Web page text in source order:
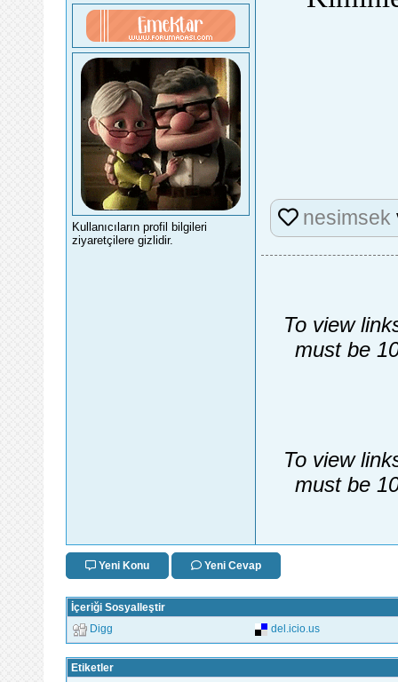
Kullanıcıların profil bilgileri
ziyaretçilere gizlidir.
nesimsek
To view
must be
To view
must be
Yeni Konu Yeni Cevap
İçeriği Sosyalleştir
Digg del.icio.us
Etiketler